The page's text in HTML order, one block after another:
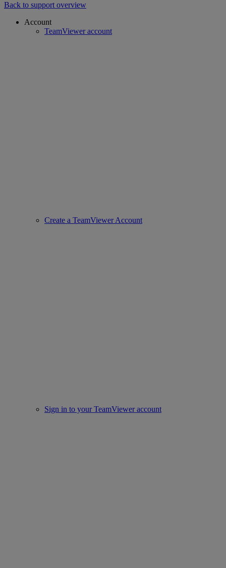
Back to support overview
Account
TeamViewer account
Create a TeamViewer Account
Sign in to your TeamViewer account